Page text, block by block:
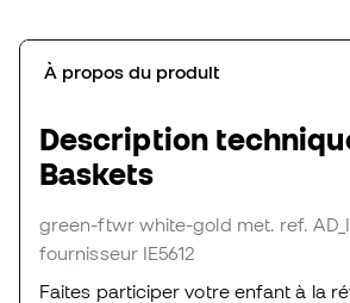
À propos du produit
Description
Baskets
green-ftwr white-gold met. ref.
fournisseur IE5612
Faites participer votre enfant à la